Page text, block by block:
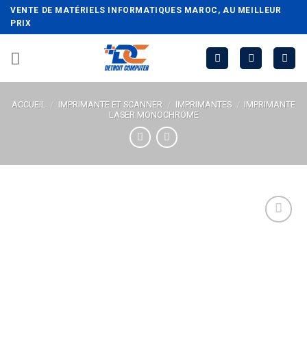
Passer
au
VENTE DE MATÉRIELS INFORMATIQUES MAROC, AU MEILLEUR
PRIX
ACCUEIL / IMPRIMANTE ET SCANNER / IMPRIMANTES / IMPRIMANTE
LASER MONOCHROME